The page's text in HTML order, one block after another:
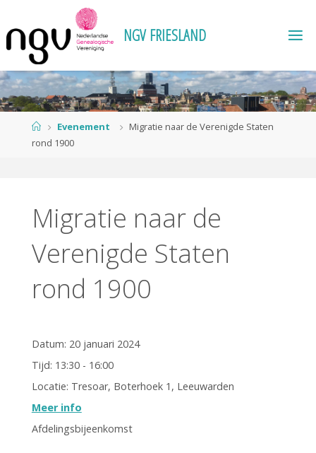
naar
inhoud
NGV FRIESLAND
HomeEvenement
Migratie naar de Verenigde Staten
rond 1900
Migratie naar de
Verenigde Staten
rond 1900
Datum: 20 januari 2024
Tijd: 13:30 - 16:00
Locatie: Tresoar, Boterhoek 1, Leeuwarden
Meer info
Afdelingsbijeenkomst